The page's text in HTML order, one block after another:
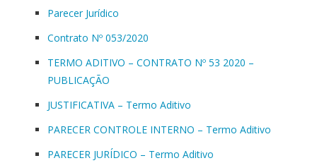
Parecer Jurídico
Contrato Nº 053/2020
TERMO ADITIVO – CONTRATO Nº 53 2020 –
PUBLICAÇÃO
JUSTIFICATIVA – Termo Aditivo
PARECER CONTROLE INTERNO – Termo Aditivo
PARECER JURÍDICO – Termo Aditivo